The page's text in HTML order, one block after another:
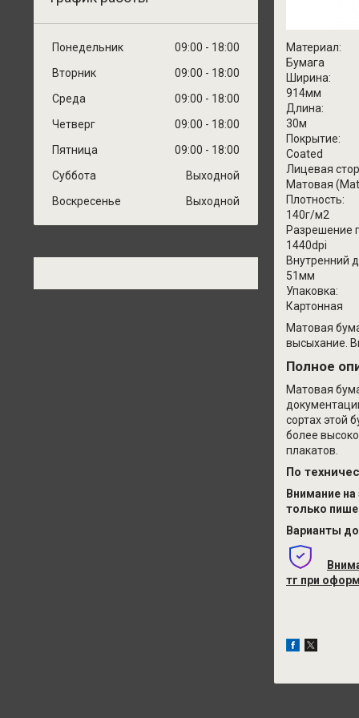
Материал:
Бумага
Ширина:
914мм
Длина:
30м
Покрытие:
Coated
Лицевая
Матовая
Плотность:
140г/м2
Разрешение
1440dpi
Внутренний
51мм
Упаковка:
Картонная
Матовая
высыхание.
Полное
Матовая
сортах этой
более
плакатов.
По
Внимание
только
Варианты
тг при
Понедельник 09:00
18:00
Вторник
09:00
18:00
Среда
09:00
18:00
Четверг
09:00
18:00
Пятница
09:00
18:00
Суббота
Выходной
Воскресенье
Выходной